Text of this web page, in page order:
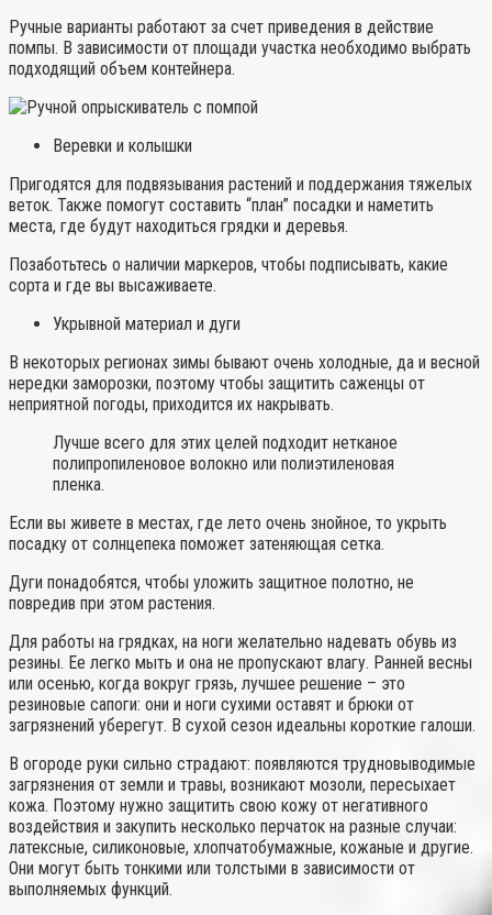
Ручные варианты работают за счет приведения в действие
помпы. В зависимости от площади участка необходимо выбрать
подходящий объем контейнера.
Веревки и колышки
Пригодятся для подвязывания растений и поддержания тяжелых
веток. Также помогут составить “план” посадки и наметить
места, где будут находиться грядки и деревья.
Позаботьтесь о наличии маркеров, чтобы подписывать, какие
сорта и где вы высаживаете.
Укрывной материал и дуги
В некоторых регионах зимы бывают очень холодные, да и весной
нередки заморозки, поэтому чтобы защитить саженцы от
неприятной погоды, приходится их накрывать.
Лучше всего для этих целей подходит нетканое
полипропиленовое волокно или полиэтиленовая
пленка.
Если вы живете в местах, где лето очень знойное, то укрыть
посадку от солнцепека поможет затеняющая сетка.
Дуги понадобятся, чтобы уложить защитное полотно, не
повредив при этом растения.
Для работы на грядках, на ноги желательно надевать обувь из
резины. Ее легко мыть и она не пропускают влагу. Ранней весны
или осенью, когда вокруг грязь, лучшее решение – это
резиновые сапоги: они и ноги сухими оставят и брюки от
загрязнений уберегут. В сухой сезон идеальны короткие галоши.
В огороде руки сильно страдают: появляются трудновыводимые
загрязнения от земли и травы, возникают мозоли, пересыхает
кожа. Поэтому нужно защитить свою кожу от негативного
воздействия и закупить несколько перчаток на разные случаи:
латексные, силиконовые, хлопчатобумажные, кожаные и другие.
Они могут быть тонкими или толстыми в зависимости от
выполняемых функций.